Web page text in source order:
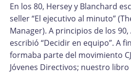
En los 80, Hersey y Blanchard
seller “El ejecutivo al minuto”
Manager). A principios de los
escribió “Decidir en equipo”. A
formaba parte del movimiento
Jóvenes Directivos; nuestro